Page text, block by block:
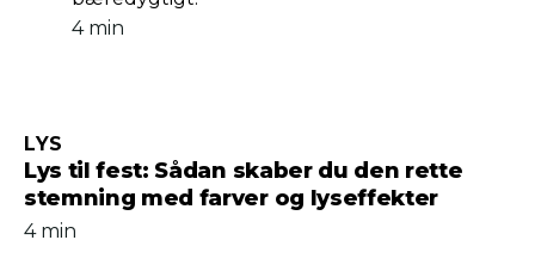
4 min
Lys til fest: Sådan skaber du den rette
stemning med farver og lyseffekter
LYS
4 min